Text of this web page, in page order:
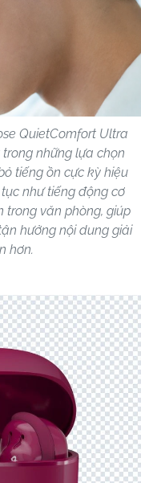
QuietComfort Ultra
những lựa chọn
tiếng ồn cực kỳ hiệu
như tiếng động cơ
trong văn phòng, giúp
hưởng nội dung giải
hơn.